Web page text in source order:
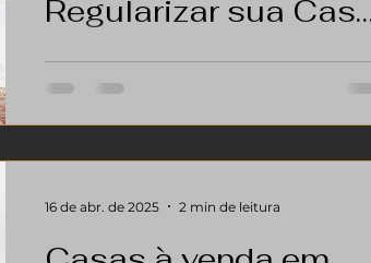
Regularizar sua
Jurídica Ainda em
2025
Se você tem um imóvel em
Carapicuíba e deseja garantir a
16 de abr. de 2025 2 min de leitura